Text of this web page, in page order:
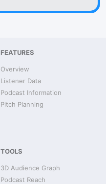
FEATURES
Overview
Listener Data
Podcast Information
Pitch Planning
TOOLS
3D Audience Graph
Podcast Reach